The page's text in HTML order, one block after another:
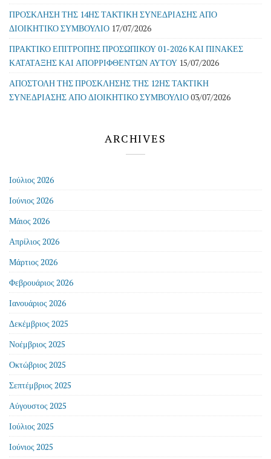
ΠΡΟΣΚΛΗΣΗ ΤΗΣ 14ΗΣ ΤΑΚΤΙΚΗ ΣΥΝΕΔΡΙΑΣΗΣ ΑΠΟ
ΔΙΟΙΚΗΤΙΚΟ ΣΥΜΒΟΥΛΙΟ 17/07/2026
ΠΡΑΚΤΙΚΟ ΕΠΙΤΡΟΠΗΣ ΠΡΟΣΩΠΙΚΟΥ 01-2026 ΚΑΙ ΠΙΝΑΚΕΣ
ΚΑΤΑΤΑΞΗΣ ΚΑΙ ΑΠΟΡΡΙΦΘΕΝΤΩΝ ΑΥΤΟΥ 15/07/2026
ΑΠΟΣΤΟΛΗ ΤΗΣ ΠΡΟΣΚΛΗΣΗΣ ΤΗΣ 12ΗΣ ΤΑΚΤΙΚΗ
ΣΥΝΕΔΡΙΑΣΗΣ ΑΠΟ ΔΙΟΙΚΗΤΙΚΟ ΣΥΜΒΟΥΛΙΟ03/07/2026
ARCHIVES
Ιούλιος 2026
Ιούνιος 2026
Μάιος 2026
Απρίλιος 2026
Μάρτιος 2026
Φεβρουάριος 2026
Ιανουάριος 2026
Δεκέμβριος 2025
Νοέμβριος 2025
Οκτώβριος 2025
Σεπτέμβριος 2025
Αύγουστος 2025
Ιούλιος 2025
Ιούνιος 2025